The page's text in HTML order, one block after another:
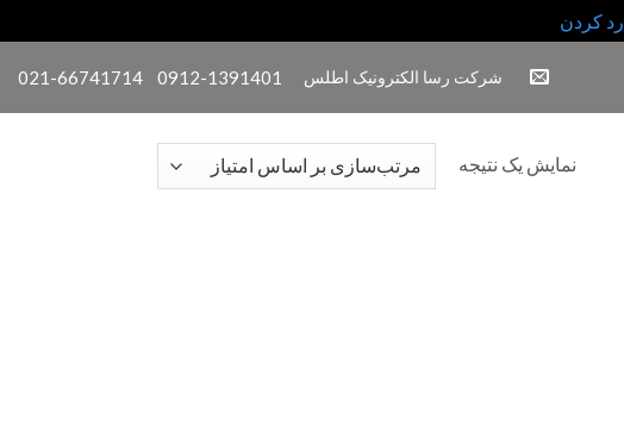
رد کردن
شرکت رسا الکترونیک اطلس 0912-1391401
021-66741714
نمایش یک نتیجه